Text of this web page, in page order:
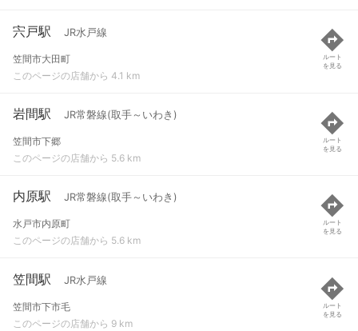
宍戸駅 JR水戸線
笠間市大田町
このページの店舗から 4.1 km
ルート
を見る
岩間駅 JR常磐線(取手～いわき)
笠間市下郷
このページの店舗から 5.6 km
ルート
を見る
内原駅 JR常磐線(取手～いわき)
水戸市内原町
このページの店舗から 5.6 km
ルート
を見る
笠間駅 JR水戸線
笠間市下市毛
このページの店舗から 9 km
ルート
を見る